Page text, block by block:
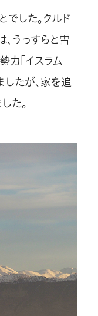
した。クルド
うっすらと雪
力「イスラム
たが、家を追
た。